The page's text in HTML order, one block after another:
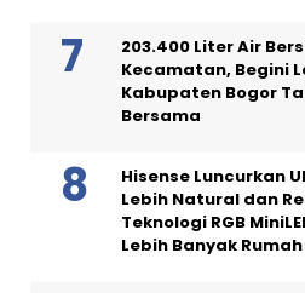
203.400 Liter Air
Kecamatan, Begini
Kabupaten Bogor
Bersama
Hisense Luncurkan
Lebih Natural dan
Teknologi RGB
Lebih Banyak Rumah